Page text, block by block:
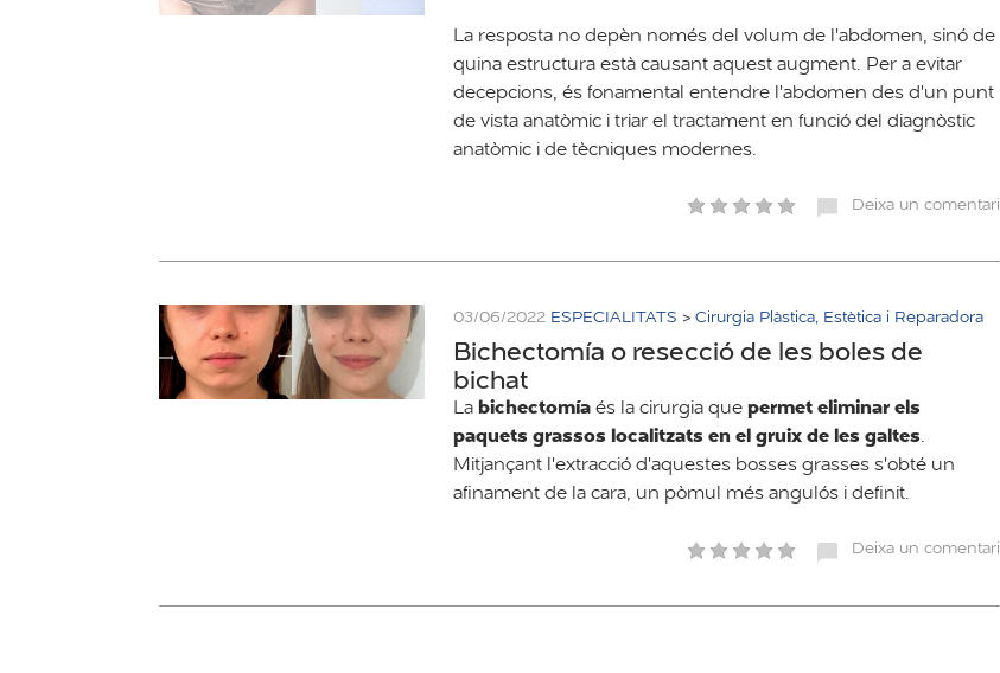
La resposta no depèn només del volum de l'abdomen, sinó de
quina estructura està causant aquest augment. Per a evitar
decepcions, és fonamental entendre l'abdomen des d'un punt
de vista anatòmic i triar el tractament en funció del diagnòstic
anatòmic i de tècniques modernes.
Deixa un comentari
03/06/2022 ESPECIALITATS >Cirurgia Plàstica, Estètica i Reparadora
Bichectomía o resecció de les boles de
bichat
Labichectomíaés la cirurgia que permet eliminar els
paquets grassos localitzats en el gruix de les galtes.
Mitjançant l'extracció d'aquestes bosses grasses s'obté un
afinament de la cara, un pòmul més angulós i definit.
Deixa un comentari